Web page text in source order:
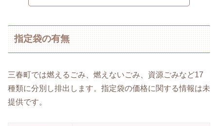
指定袋の有無
三春町では燃えるごみ、燃えないごみ、資源ごみなど17
種類に分別し排出します。指定袋の価格に関する情報は未
提供です。